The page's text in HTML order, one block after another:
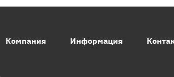
Компания Информация